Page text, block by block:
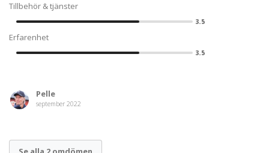
Tillbehör & tjänster
3.5
Erfarenhet
3.5
Pelle
september 2022